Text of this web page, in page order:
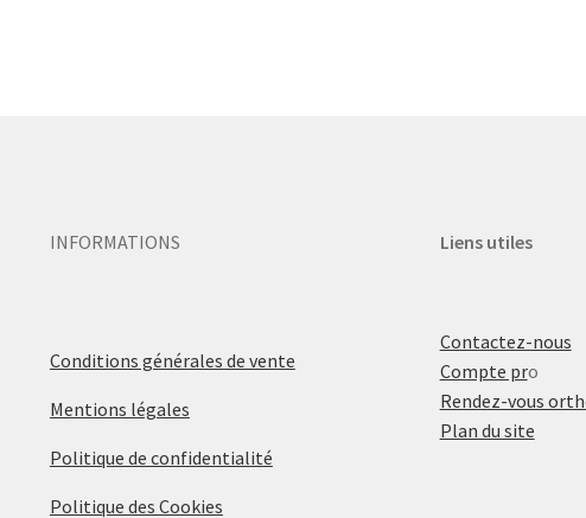
INFORMATIONS
Conditions générales de vente
Mentions légales
Politique de confidentialité
Politique des Cookies
Liens utiles
Contactez-nous
Compte pro
Rendez-vous
Plan du site